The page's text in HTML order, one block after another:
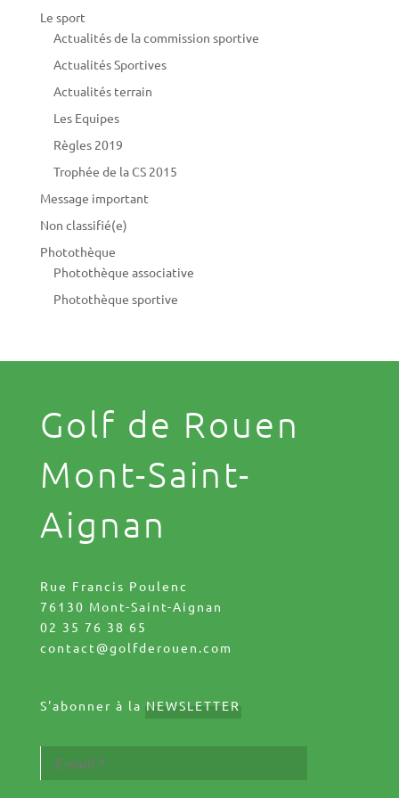
Le sport
Actualités de la commission sportive
Actualités Sportives
Actualités terrain
Les Equipes
Règles 2019
Trophée de la CS 2015
Message important
Non classifié(e)
Photothèque
Photothèque associative
Photothèque sportive
Golf de Rouen
Mont-Saint-
Aignan
Rue Francis Poulenc
76130 Mont-Saint-Aignan
02 35 76 38 65
contact@golfderouen.com
S'abonner à la NEWSLETTER